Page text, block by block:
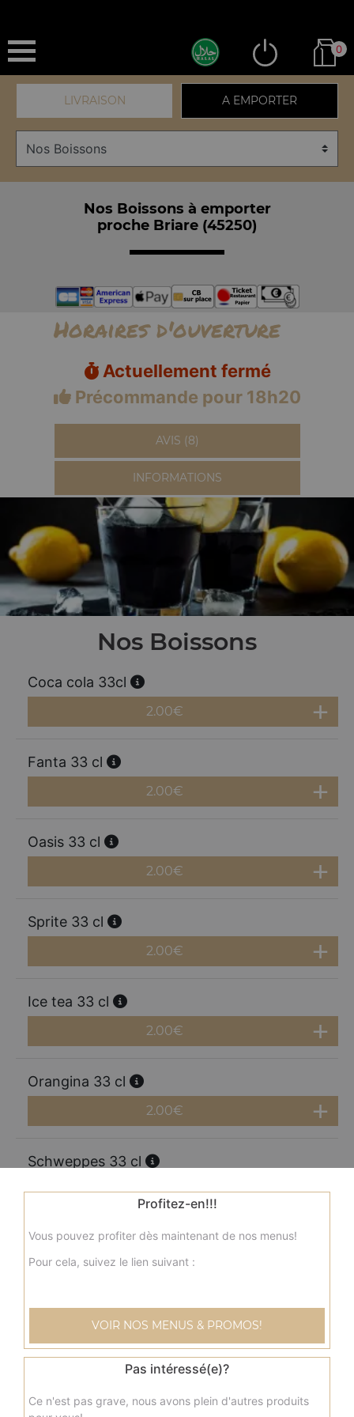
0
LIVRAISON A EMPORTER
Nos Boissons à emporter
proche Briare (45250)
Horaires d'ouverture
Actuellement fermé
Précommande pour 18h20
AVIS (8)
INFORMATIONS
Nos Boissons
Coca cola 33cl
2.00€
Fanta 33 cl
2.00€
Oasis 33 cl
2.00€
Sprite 33 cl
2.00€
Ice tea 33 cl
2.00€
Orangina 33 cl
2.00€
Schweppes 33 cl
2.00€
Perrier 33 cl
2.00 €
Coca cola 1.25l
3.50€
Coca zéro 1,25l
Profitez-en!!!
Vous pouvez profiter dès maintenant de nos menus!
Pour cela, suivez le lien suivant :
VOIR NOS MENUS & PROMOS!
Pas intéressé(e)?
Ce n'est pas grave, nous avons plein d'autres produits